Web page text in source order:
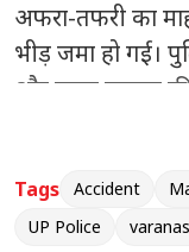
अफरा-तफरी का
भीड़ जमा हो गई।
और फरार चालक की
पर दबिश दी जा
Tags Accident
UP Police